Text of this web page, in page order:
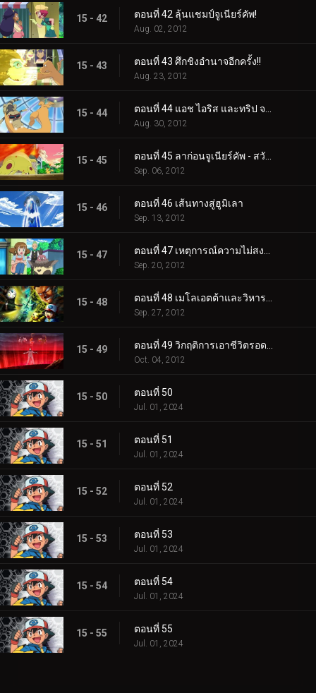
15 - 42 ตอนที่ 42 ลุ้นแชมป์จูเนียร์คัพ!
Aug. 02, 2012
15 - 43 ตอนที่ 43 ศึกชิงอำนาจอีกครั้ง!!
Aug. 23, 2012
15 - 44
Aug. 30, 2012
15 - 45
Sep. 06, 2012
15 - 46 ตอนที่ 46 เส้นทางสู่ฮูมิเลา
Sep. 13, 2012
15 - 47
Sep. 20, 2012
15 - 48
Sep. 27, 2012
15 - 49
Oct. 04, 2012
15 - 50 ตอนที่ 50
Jul. 01, 2024
15 - 51 ตอนที่ 51
Jul. 01, 2024
15 - 52 ตอนที่ 52
Jul. 01, 2024
15 - 53 ตอนที่ 53
Jul. 01, 2024
15 - 54 ตอนที่ 54
Jul. 01, 2024
15 - 55 ตอนที่ 55
Jul. 01, 2024